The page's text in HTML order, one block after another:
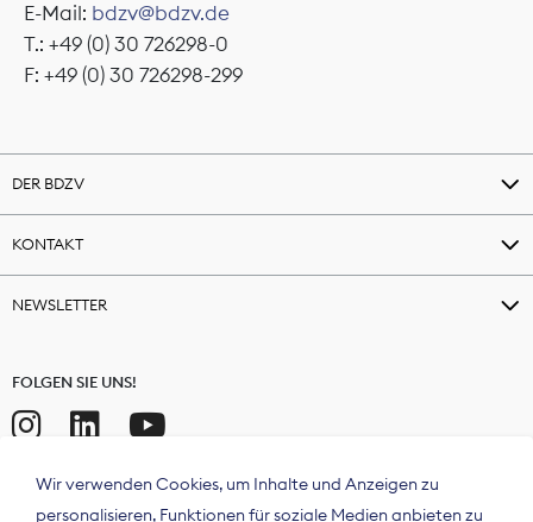
E-Mail: bdzv@bdzv.de
T.: +49 (0) 30 726298-0
F: +49 (0) 30 726298-299
DER BDZV
KONTAKT
NEWSLETTER
FOLGEN SIE UNS!
Wir verwenden Cookies, um Inhalte und Anzeigen zu
personalisieren, Funktionen für soziale Medien anbieten zu